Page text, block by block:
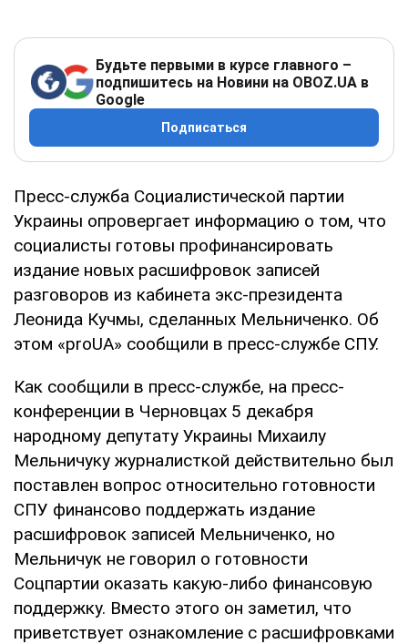
Будьте первыми в курсе главного –
подпишитесь на Новини на OBOZ.UA в
Google
Подписаться
Пресс-служба Социалистической партии
Украины опровергает информацию о том, что
социалисты готовы профинансировать
издание новых расшифровок записей
разговоров из кабинета экс-президента
Леонида Кучмы, сделанных Мельниченко. Об
этом «proUA» сообщили в пресс-службе СПУ.
Как сообщили в пресс-службе, на пресс-
конференции в Черновцах 5 декабря
народному депутату Украины Михаилу
Мельничуку журналисткой действительно был
поставлен вопрос относительно готовности
СПУ финансово поддержать издание
расшифровок записей Мельниченко, но
Мельничук не говорил о готовности
Соцпартии оказать какую-либо финансовую
поддержку. Вместо этого он заметил, что
приветствует ознакомление с расшифровками